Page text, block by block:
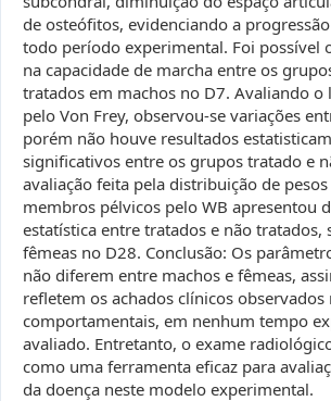
de osteófitos, evidenciando a
todo período experimental. Foi possível
na capacidade de marcha entre os
tratados em machos no D7. Avaliando
pelo Von Frey, observou-se variações
porém não houve resultados
significativos entre os grupos tratado e
avaliação feita pela distribuição de
membros pélvicos pelo WB apresentou
estatística entre tratados e não tratados,
fêmeas no D28. Conclusão: Os
não diferem entre machos e fêmeas,
refletem os achados clínicos observados
comportamentais, em nenhum tempo
avaliado. Entretanto, o exame
como uma ferramenta eficaz para
da doença neste modelo experimental.